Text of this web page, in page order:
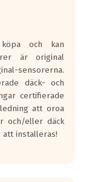
och kan
är original
sensorerna.
däck- och
certifierade
att oroa
och/eller däck
installeras!